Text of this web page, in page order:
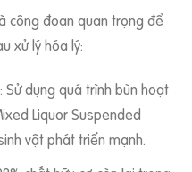
công đoạn quan trọng để
xử lý hóa lý:
: Sử dụng quá trình bùn hoạt
Liquor Suspended
vật phát triển mạnh.